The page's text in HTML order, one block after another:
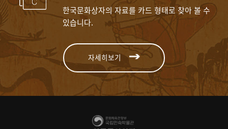
한국문화상자의 자료를 카드 형태로 찾아 볼 수
있습니다.
자세히보기